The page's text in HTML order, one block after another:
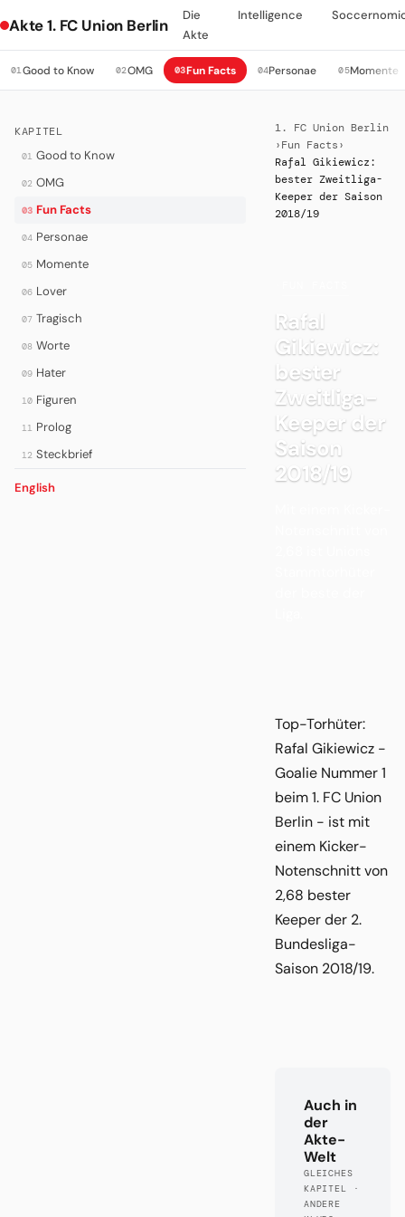
Akte 1. FC Union Berlin
Die
Akte
Intelligence
01Good to Know 02OMG 03Fun Facts 04Personae 05Momente
KAPITEL
01 Good to Know
02 OMG
03 Fun Facts
04 Personae
05 Momente
06 Lover
07 Tragisch
08 Worte
09 Hater
10 Figuren
11 Prolog
12 Steckbrief
English
1. FC Union Berlin
› Fun Facts ›
Rafal Gikiewicz:
bester Zweitliga-
Keeper der Saison
2018/19
Rafal
Gikiewicz:
bester
Zweitliga-
Keeper der
Saison
2018/19
Top-Torhüter:
Rafal Gikiewicz -
Goalie Nummer 1
beim 1. FC Union
Berlin - ist mit
einem Kicker-
Notenschnitt von
2,68 bester
Keeper der 2.
Bundesliga-
Saison 2018/19.
Auch in
der
Akte-
Welt
GLEICHES
KAPITEL ·
ANDERE